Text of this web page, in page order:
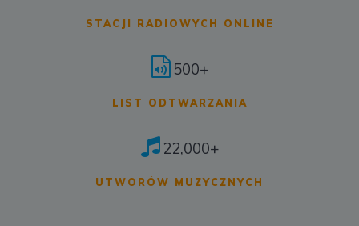
STACJI RADIOWYCH ONLINE
500+
LIST ODTWARZANIA
22,000+
UTWORÓW MUZYCZNYCH